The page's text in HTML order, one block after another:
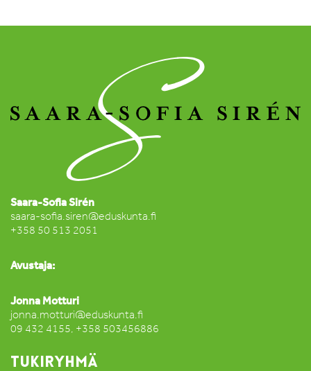
Saara-Sofia Sirén
saara-sofia.siren@eduskunta.fi
+358 50 513 2051
Avustaja:
Jonna Motturi
jonna.motturi@eduskunta.fi
09 432 4155, +358 503456886
TUKIRYHMÄ